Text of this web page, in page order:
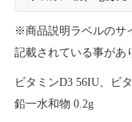
※商品説明ラベルのサ
記載されている事があ
ビタミンD3 56IU、ビ
鉛一水和物 0.2g